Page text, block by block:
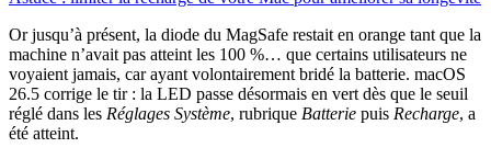
Or jusqu’à présent, la diode du MagSafe restait en orange tant que la
machine n’avait pas atteint les 100 %… que certains utilisateurs ne
voyaient jamais, car ayant volontairement bridé la batterie. macOS
26.5 corrige le tir : la LED passe désormais en vert dès que le seuil
réglé dans les Réglages Système, rubrique Batterie puis Recharge, a
été atteint.